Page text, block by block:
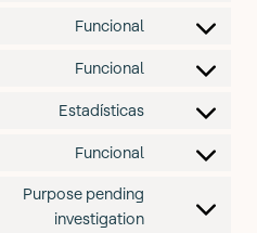
wordpress
Funcional
Consent
wordfence
Funcional
Consent
complianz
Estadísticas
Consent
analytics
Funcional
Consent
service
Purpose pending
investigation
Consent